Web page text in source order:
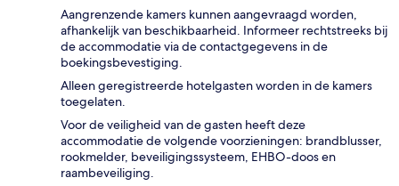
Aangrenzende kamers kunnen aangevraagd worden,
afhankelijk van beschikbaarheid. Informeer rechtstreeks bij
de accommodatie via de contactgegevens in de
boekingsbevestiging.
Alleen geregistreerde hotelgasten worden in de kamers
toegelaten.
Voor de veiligheid van de gasten heeft deze
accommodatie de volgende voorzieningen: brandblusser,
rookmelder, beveiligingssysteem, EHBO-doos en
raambeveiliging.